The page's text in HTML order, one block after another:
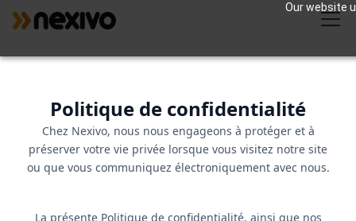
Our website
Politique de confidentialité
Chez Nexivo, nous nous engageons à protéger et à
préserver votre vie privée lorsque vous visitez notre site
ou que vous communiquez électroniquement avec nous.
La présente Politique de confidentialité, ainsi que nos